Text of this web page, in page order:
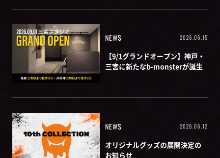
NEWS 2026.06.15
【9/1グランドオープン】神戸・
三宮に新たなb-monsterが誕生
NEWS 2026.06.12
オリジナルグッズの展開決定の
お知らせ